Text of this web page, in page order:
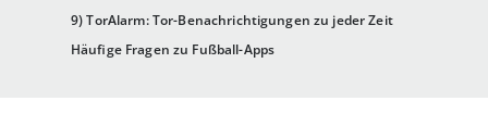
9) TorAlarm: Tor-Benachrichtigungen zu jeder Zeit
Häufige Fragen zu Fußball-Apps